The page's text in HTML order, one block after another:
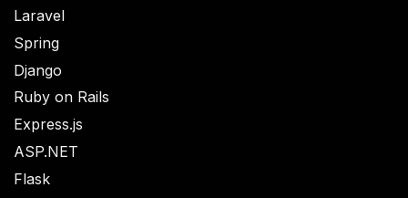
Laravel
Spring
Django
Ruby on Rails
Express.js
ASP.NET
Flask